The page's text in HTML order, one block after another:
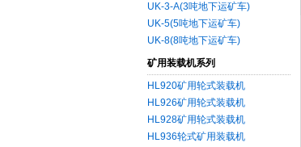
UK-3-A(3吨地下运矿车)
UK-5(5吨地下运矿车)
UK-8(8吨地下运矿车)
矿用装载机系列
HL920矿用轮式装载机
HL926矿用轮式装载机
HL928矿用轮式装载机
HL936轮式矿用装载机